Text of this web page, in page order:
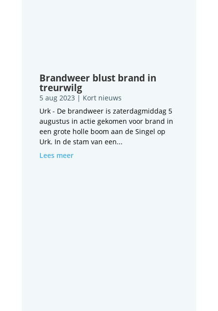
Brandweer blust brand in
treurwilg
5 aug 2023 | Kort nieuws
Urk - De brandweer is zaterdagmiddag 5
augustus in actie gekomen voor brand in
een grote holle boom aan de Singel op
Urk. In de stam van een...
Lees meer